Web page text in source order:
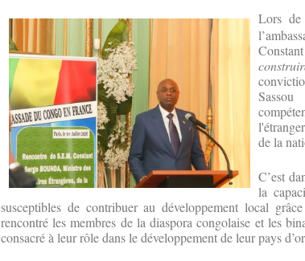
Lors de
de la
C’est
la
susceptibles de contribuer au développement local
rencontré les membres de la diaspora congolaise et les
consacré à leur rôle dans le développement de leur pays